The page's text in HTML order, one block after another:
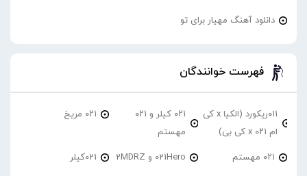
دانلود آهنگ مهیار برای تو
فهرست خوانندگان
۰۱۱ریکورد (الکیا x کی
ام ۰۲۱ x کی بی)
۰۲۱ کیلر و ۰۲۱
مهستم
۰۲۱ مریخ
۰۲۱ مهستم 021Hero و 2MDRZ 021کیلر